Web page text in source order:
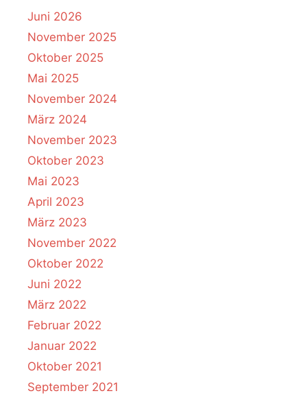
Juni 2026
November 2025
Oktober 2025
Mai 2025
November 2024
März 2024
November 2023
Oktober 2023
Mai 2023
April 2023
März 2023
November 2022
Oktober 2022
Juni 2022
März 2022
Februar 2022
Januar 2022
Oktober 2021
September 2021